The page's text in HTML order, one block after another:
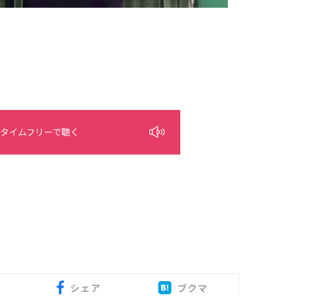
タイムフリーで聴く
シェア ブクマ